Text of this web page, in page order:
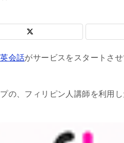
会話がサービスをスタートさせ
の、フィリピン人講師を利用